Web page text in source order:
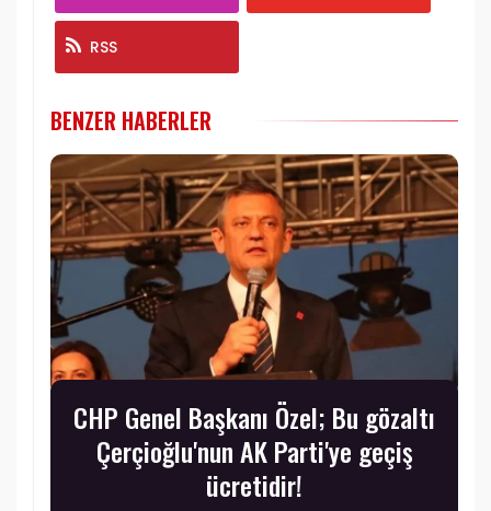
RSS
BENZER HABERLER
CHP Genel Başkanı Özel; Bu gözaltı
Çerçioğlu'nun AK Parti'ye geçiş
ücretidir!